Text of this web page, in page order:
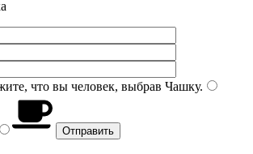
что вы человек, выбрав Чашку.